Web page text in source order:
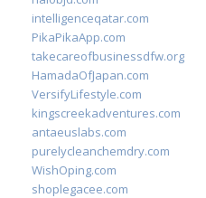
intelligenceqatar.com
PikaPikaApp.com
takecareofbusinessdfw.org
HamadaOfJapan.com
VersifyLifestyle.com
kingscreekadventures.com
antaeuslabs.com
purelycleanchemdry.com
WishOping.com
shoplegacee.com